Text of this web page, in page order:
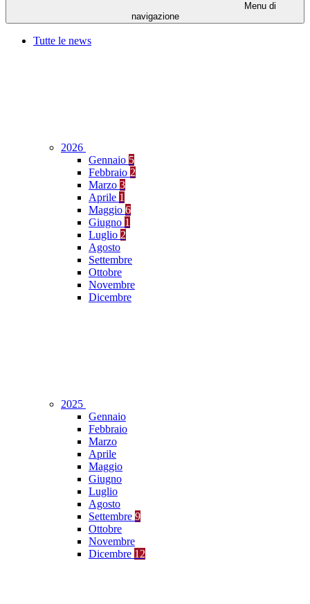
Menu di
navigazione
Tutte le news
2026
Gennaio 5
Febbraio 2
Marzo 3
Aprile 1
Maggio 6
Giugno 1
Luglio 2
Agosto
Settembre
Ottobre
Novembre
Dicembre
2025
Gennaio
Febbraio
Marzo
Aprile
Maggio
Giugno
Luglio
Agosto
Settembre 9
Ottobre
Novembre
Dicembre 12